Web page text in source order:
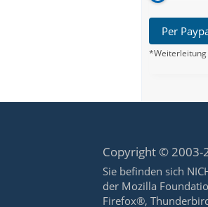
Per
*Weiterleitung
Copyright © 2003-
Sie befinden sich
der Mozilla
Firefox®,